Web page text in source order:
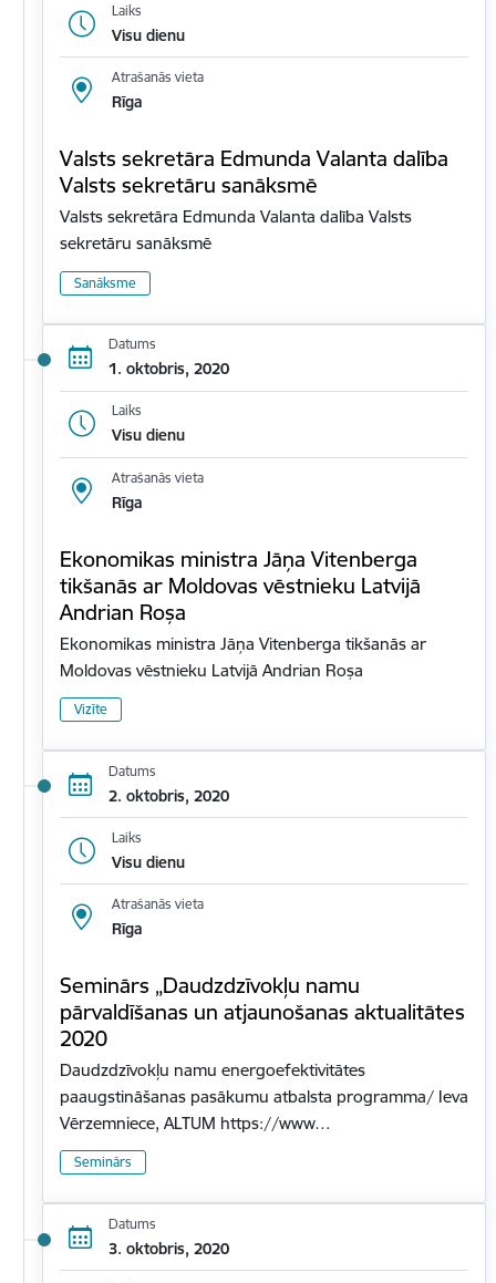
Laiks
Visu dienu
Atrašanās vieta
Rīga
Valsts sekretāra Edmunda Valanta dalība
Valsts sekretāru sanāksmē
Valsts sekretāra Edmunda Valanta dalība Valsts
sekretāru sanāksmē
Sanāksme
Datums
1. oktobris, 2020
Laiks
Visu dienu
Atrašanās vieta
Rīga
Ekonomikas ministra Jāņa Vitenberga
tikšanās ar Moldovas vēstnieku Latvijā
Andrian Roșa
Ekonomikas ministra Jāņa Vitenberga tikšanās ar
Moldovas vēstnieku Latvijā Andrian Roșa
Vizīte
Datums
2. oktobris, 2020
Laiks
Visu dienu
Atrašanās vieta
Rīga
Seminārs „Daudzdzīvokļu namu
pārvaldīšanas un atjaunošanas aktualitātes
2020
Daudzdzīvokļu namu energoefektivitātes
paaugstināšanas pasākumu atbalsta programma/ Ieva
Vērzemniece, ALTUM https://www…
Seminārs
Datums
3. oktobris, 2020